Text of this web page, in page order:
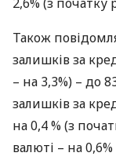
Також
залишків за
– на 3,3%) – до
залишків за
на 0,4 % (з
валюті – на